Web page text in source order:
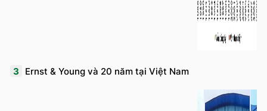
3 Ernst & Young và 20 năm tại Việt Nam